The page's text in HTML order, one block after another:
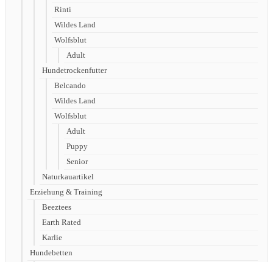
Rinti
Wildes Land
Wolfsblut
Adult
Hundetrockenfutter
Belcando
Wildes Land
Wolfsblut
Adult
Puppy
Senior
Naturkauartikel
Erziehung & Training
Beeztees
Earth Rated
Karlie
Hundebetten